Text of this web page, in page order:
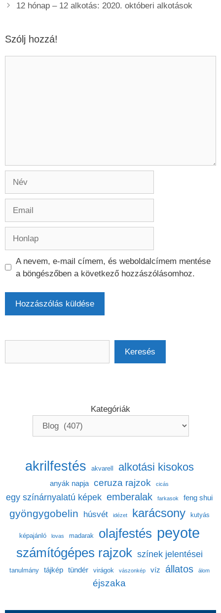
12 hónap – 12 alkotás: 2020. októberi alkotások
Szólj hozzá!
A nevem, e-mail címem, és weboldalcímem mentése
a böngészőben a következő hozzászólásomhoz.
Keresés
Kategóriák
akrilfestés akvarell alkotási kisokos
anyák napja ceruza rajzok cicás
egy színárnyalatú képek emberalak farkasok feng shui
gyöngygobelin húsvét idézet karácsony kutyás
képajánló lovas madarak olajfestés peyote
számítógépes rajzok színek jelentései
tanulmány tájkép tündér virágok vászonkép víz állatos álom
éjszaka